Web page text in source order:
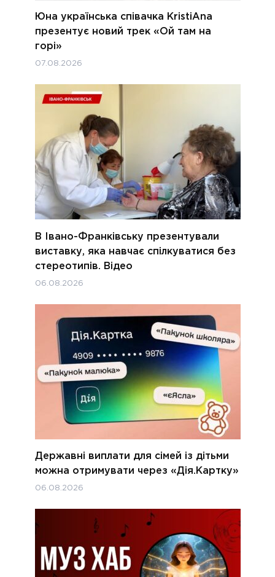
Юна українська співачка KristiAna
презентує новий трек «Ой там на
горі»
07.08.2026
В Івано-Франківську презентували
виставку, яка навчає спілкуватися без
стереотипів. Відео
06.08.2026
Державні виплати для сімей із дітьми
можна отримувати через «Дія.Картку»
06.08.2026